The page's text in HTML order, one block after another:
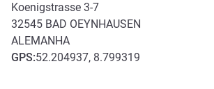
Koenigstrasse 3-7
32545 BAD OEYNHAUSEN
ALEMANHA
GPS:52.204937, 8.799319